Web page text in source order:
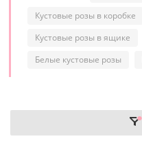
Кустовые розы в коробке
Кустовые розы в ящике
Белые кустовые розы